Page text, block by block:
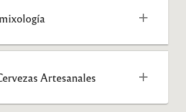
Artesanales